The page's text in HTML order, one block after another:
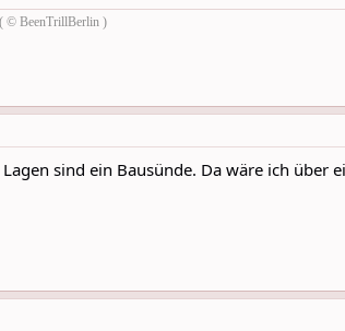
( © BeenTrillBerlin )
sind ein Bausünde. Da wäre ich über